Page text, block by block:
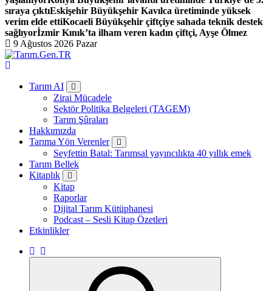
sıraya çıktıEskişehir Büyükşehir Kavılca üretiminde yüksek
verim elde ettiKocaeli Büyükşehir çiftçiye sahada teknik destek
sağlıyorİzmir Kınık’ta ilham veren kadın çiftçi, Ayşe Ölmez
9 Ağustos 2026 Pazar
Tarım AI
Zirai Mücadele
Sektör Politika Belgeleri (TAGEM)
Tarım Şûraları
Hakkımızda
Tarıma Yön Verenler
Seyfettin Batal: Tarımsal yayıncılıkta 40 yıllık emek
Tarım Bellek
Kitaplık
Kitap
Raporlar
Dijital Tarım Kütüphanesi
Podcast – Sesli Kitap Özetleri
Etkinlikler